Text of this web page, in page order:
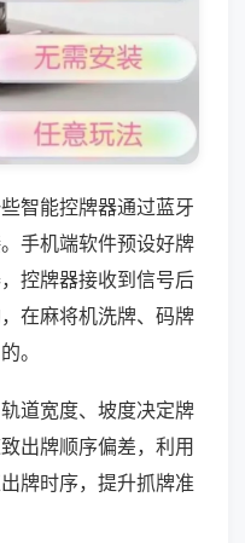
智能控牌器通过蓝牙
手机端软件预设好牌
控牌器接收到信号后
在麻将机洗牌、码牌
。
道宽度、坡度决定牌
出牌顺序偏差，利用
牌时序，提升抓牌准